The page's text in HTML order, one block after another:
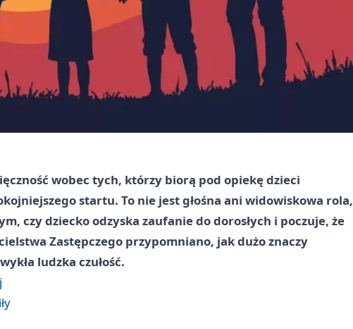
wobec tych, którzy biorą pod opiekę dzieci
startu. To nie jest głośna ani widowiskowa rola,
czy dziecko odzyska zaufanie do dorosłych i poczuje, że
Zastępczego przypomniano, jak dużo znaczy
ludzka czułość.